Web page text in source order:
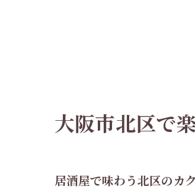
大阪市北区で
居酒屋で味わう北区のカ